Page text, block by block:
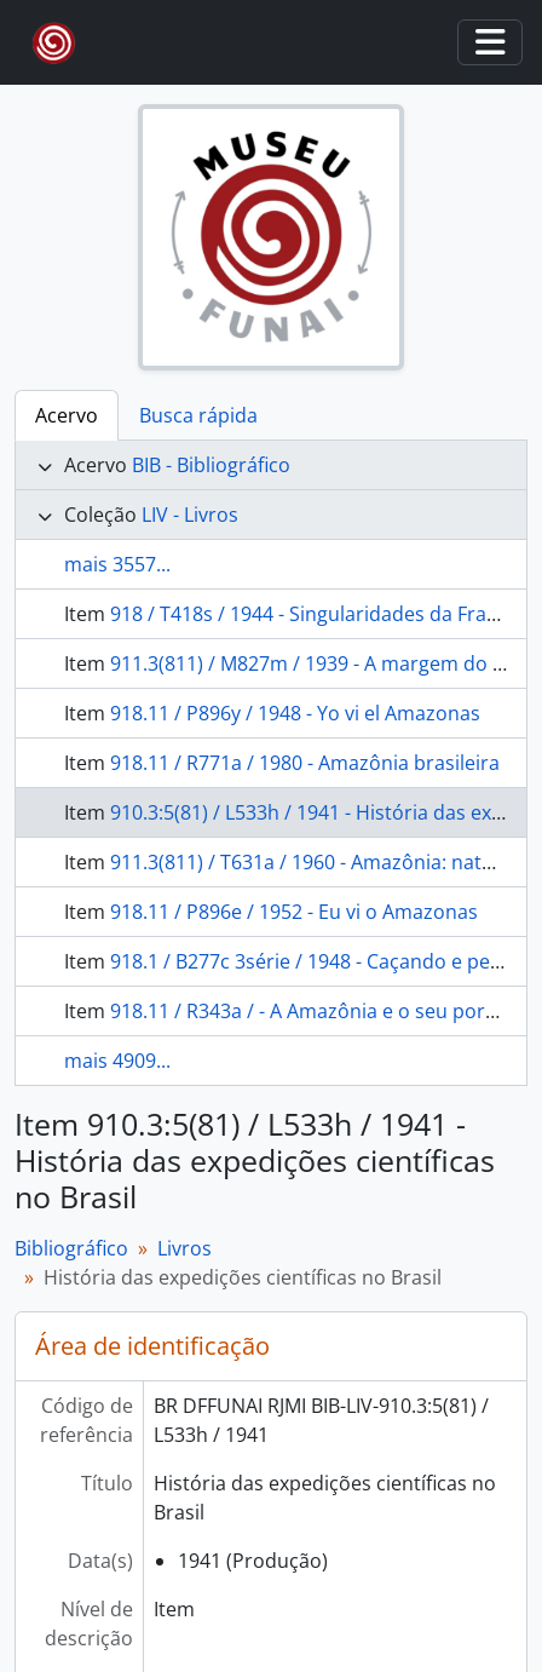
Skip to main content
Acervo
Busca rápida
Acervo BIB - Bibliográfico
Coleção LIV - Livros
mais 3557...
Item 918 / T418s / 1944 - Singularidades da França Antarctica, a que os outros chamam de America
Item 911.3(811) / M827m / 1939 - A margem do livro de Agassiz
Item 918.11 / P896y / 1948 - Yo vi el Amazonas
Item 918.11 / R771a / 1980 - Amazônia brasileira
Item 910.3:5(81) / L533h / 1941 - História das expedições científicas no Brasil
Item 911.3(811) / T631a / 1960 - Amazônia: natureza, homem e tempo.
Item 918.11 / P896e / 1952 - Eu vi o Amazonas
Item 918.1 / B277c 3série / 1948 - Caçando e pescando por todo o Brasil: no planalto mineiro, no São Francisco, na Bahia.
Item 918.11 / R343a / - A Amazônia e o seu porvir: A Amazônia no passado e no presente, seu povoamento; o que tem sido e o que cumpre ser.
mais 4909...
Item 910.3:5(81) / L533h / 1941 -
História das expedições científicas
no Brasil
Bibliográfico
Livros
História das expedições científicas no Brasil
Área de identificação
Código de
referência
BR DFFUNAI RJMI BIB-LIV-910.3:5(81) /
L533h / 1941
Título
História das expedições científicas no
Brasil
Data(s)
1941 (Produção)
Nível de
descrição
Item